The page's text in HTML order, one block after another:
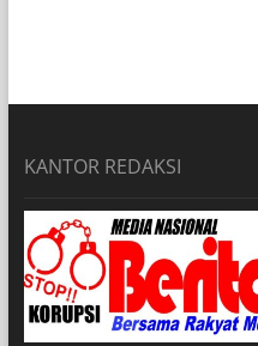
KANTOR REDAKSI